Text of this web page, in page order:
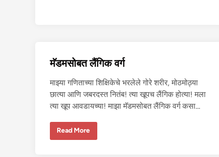
वा
स
मॅडमसोबत लैंगिक वर्ग
माझ्या गणिताच्या शिक्षिकेचे भरलेले गोरे शरीर, मोठमोठ्या
छात्या आणि जबरदस्त नितंब! त्या खूपच लैंगिक होत्या! मला
त्या खूप आवडायच्या! माझा मॅडमसोबत लैंगिक वर्ग कसा…
मॅ
Read More